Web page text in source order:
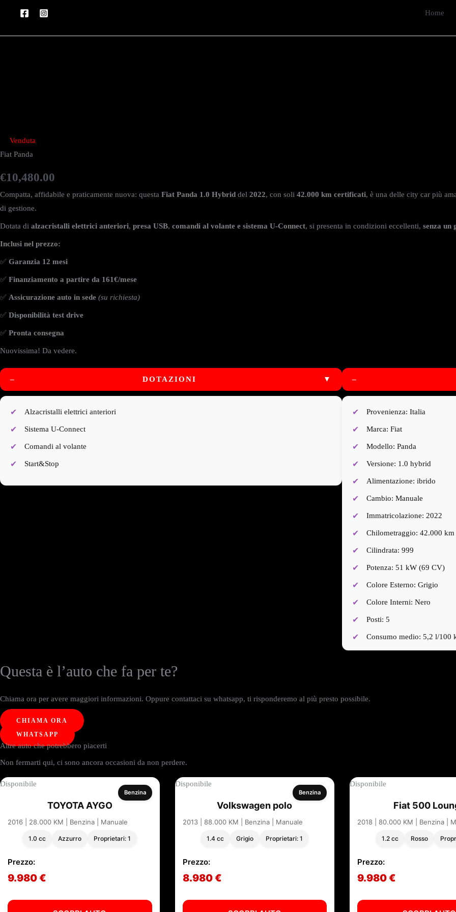
Home
Venduta
Fiat Panda
€10,480.00
Compatta, affidabile e praticamente nuova: questa Fiat Panda 1.0 Hybrid del 2022, con soli 42.000 km certificati, è una delle city car più
di gestione.
Dotata di alzacristalli elettrici anteriori, presa USB, comandi al volante e sistema U-Connect, si presenta in condizioni eccellenti, senza un
Inclusi nel prezzo:
✅ Garanzia 12 mesi
✅ Finanziamento a partire da 161€/mese
✅ Assicurazione auto in sede (su richiesta)
✅ Disponibilità test drive
✅ Pronta consegna
Nuovissima! Da vedere.
– DOTAZIONI ▼
Alzacristalli elettrici anteriori
Sistema U-Connect
Comandi al volante
Start&Stop
–
Provenienza: Italia
Marca: Fiat
Modello: Panda
Versione: 1.0 hybrid
Alimentazione: ibrido
Cambio: Manuale
Immatricolazione: 2022
Chilometraggio: 42.000 km
Cilindrata: 999
Potenza: 51 kW (69 CV)
Colore Esterno: Grigio
Colore Interni: Nero
Posti: 5
Consumo medio: 5,2 l/100
Questa è l’auto che fa per te?
Chiama ora per avere maggiori informazioni. Oppure contattaci su whatsapp, ti risponderemo al più presto possibile.
CHIAMA ORA
WHATSAPP
Altre auto che potrebbero piacerti
Non fermarti qui, ci sono ancora occasioni da non perdere.
Benzina
Disponibile
TOYOTA AYGO
2016 | 28.000 KM | Benzina | Manuale
1.0 cc Azzurro Proprietari: 1
Prezzo:
9.980 €
Benzina
Disponibile
Volkswagen polo
2013 | 88.000 KM | Benzina | Manuale
1.4 cc Grigio Proprietari: 1
Prezzo:
8.980 €
Disponibile
Fiat 500
2018 | 80.000 KM | Benzina |
1.2 cc Rosso
Prezzo:
9.980 €